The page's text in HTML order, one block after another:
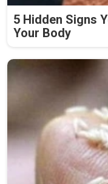
5 Hidden Signs
Your Body